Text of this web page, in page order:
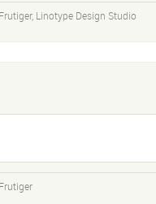
, Linotype Design Studio